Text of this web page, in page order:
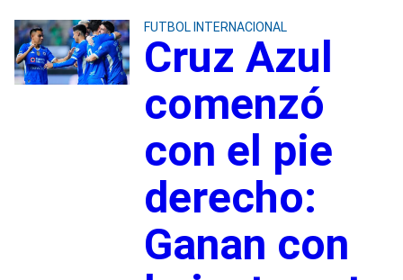
FUTBOL INTERNACIONAL
Cruz Azul
comenzó
con el pie
derecho:
Ganan con